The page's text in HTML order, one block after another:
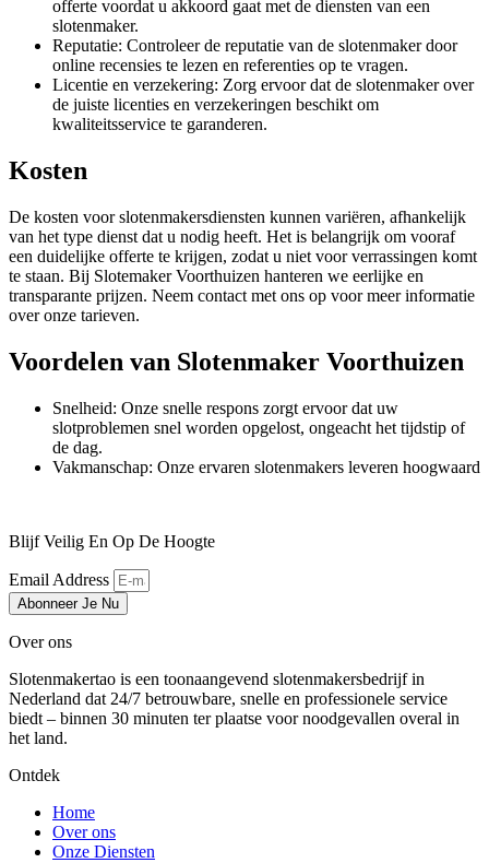
offerte voordat u akkoord gaat met de diensten van een
slotenmaker.
Reputatie: Controleer de reputatie van de slotenmaker door
online recensies te lezen en referenties op te vragen.
Licentie en verzekering: Zorg ervoor dat de slotenmaker over
de juiste licenties en verzekeringen beschikt om
kwaliteitsservice te garanderen.
Kosten
De kosten voor slotenmakersdiensten kunnen variëren, afhankelijk
van het type dienst dat u nodig heeft. Het is belangrijk om vooraf
een duidelijke offerte te krijgen, zodat u niet voor verrassingen komt
te staan. Bij Slotemaker Voorthuizen hanteren we eerlijke en
transparante prijzen. Neem contact met ons op voor meer informatie
over onze tarieven.
Voordelen van Slotenmaker Voorthuizen
Snelheid: Onze snelle respons zorgt ervoor dat uw
slotproblemen snel worden opgelost, ongeacht het tijdstip of
de dag.
Vakmanschap: Onze ervaren slotenmakers leveren hoogwaard
Blijf Veilig En Op De Hoogte
Email Address
Abonneer Je Nu
Over ons
Slotenmakertao is een toonaangevend slotenmakersbedrijf in
Nederland dat 24/7 betrouwbare, snelle en professionele service
biedt – binnen 30 minuten ter plaatse voor noodgevallen overal in
het land.
Ontdek
Home
Over ons
Onze Diensten